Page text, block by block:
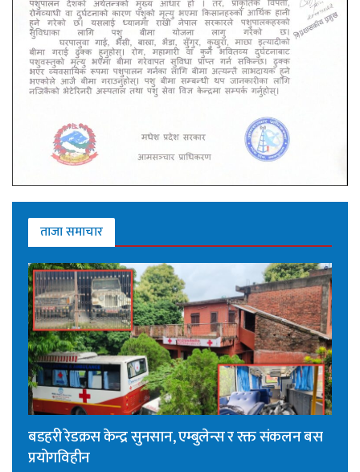
ताजा समाचार
बडहरी रेडक्रस केन्द्र सुनसान, एम्बुलेन्स र रक्त संकलन बस
प्रयोगविहीन